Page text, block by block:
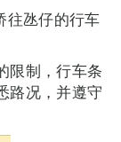
往氹仔的行车
限制，行车条
路况，并遵守